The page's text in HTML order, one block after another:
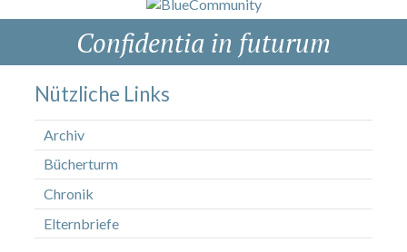
Confidentia in futurum
Nützliche Links
Archiv
Bücherturm
Chronik
Elternbriefe